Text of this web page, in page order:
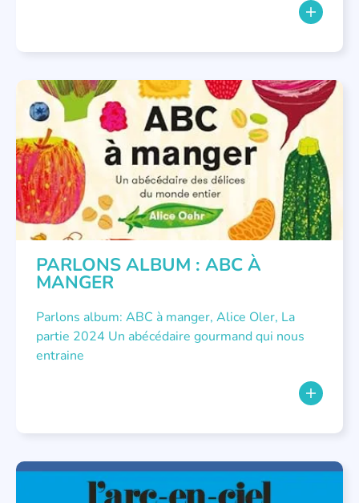
PARLONS ALBUMS
PARLONS ALBUM : ABC À
MANGER
Parlons album: ABC à manger, Alice Oler, La
partie 2024 Un abécédaire gourmand qui nous
entraine
PARLONS ALBUMS